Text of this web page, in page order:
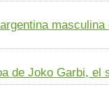
masculina
de Joko Garbi, el